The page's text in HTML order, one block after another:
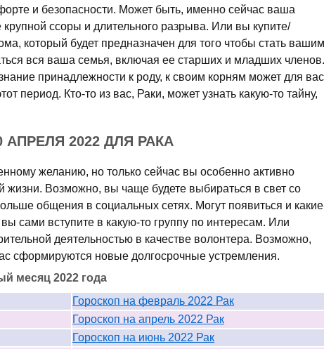
и безопасности. Может быть, именно сейчас ваша
ссоры и длительного разрыва. Или вы купите/
который будет предназначен для того чтобы стать вашим
вся ваша семья, включая ее старших и младших членов.
принадлежности к роду, к своим корням может для вас
период. Кто-то из вас, Раки, может узнать какую-то тайну,
2022 ДЛЯ РАКА
желанию, но только сейчас вы особенно активно
жизни. Возможно, вы чаще будете выбираться в свет со
общения в социальных сетях. Могут появиться и
сами вступите в какую-то группу по интересам. Или
деятельностью в качестве волонтера. Возможно,
сформируются новые долгосрочные устремления.
месяц 2022 года
Гороскоп на февраль 2022 Рак
Гороскоп на апрель 2022 Рак
Гороскоп на июнь 2022 Рак